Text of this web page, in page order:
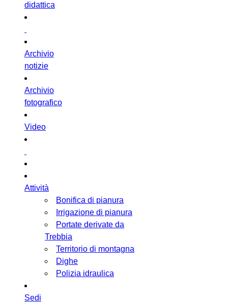
didattica
Archivio
notizie
Archivio
fotografico
Video
Attività
Bonifica di pianura
Irrigazione di pianura
Portate derivate da
Trebbia
Territorio di montagna
Dighe
Polizia idraulica
Sedi